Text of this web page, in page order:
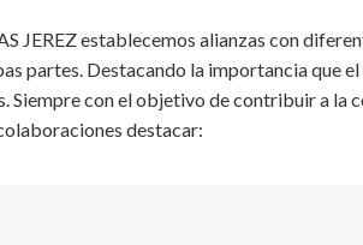
JEREZ establecemos alianzas con
partes. Destacando la importancia que
Siempre con el objetivo de contribuir a la
destacar: